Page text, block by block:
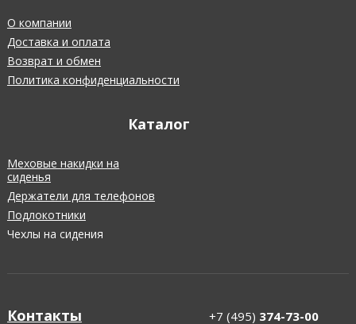
О компании
Доставка и оплата
Возврат и обмен
Политика конфиденциальности
Каталог
Меховые накидки на
сиденья
Держатели для телефонов
Подлокотники
Чехлы на сидения
Контакты +7 (495) 374-73-00